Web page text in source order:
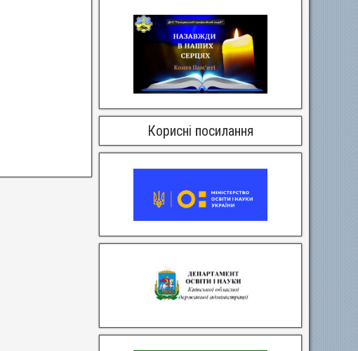
Корисні посилання